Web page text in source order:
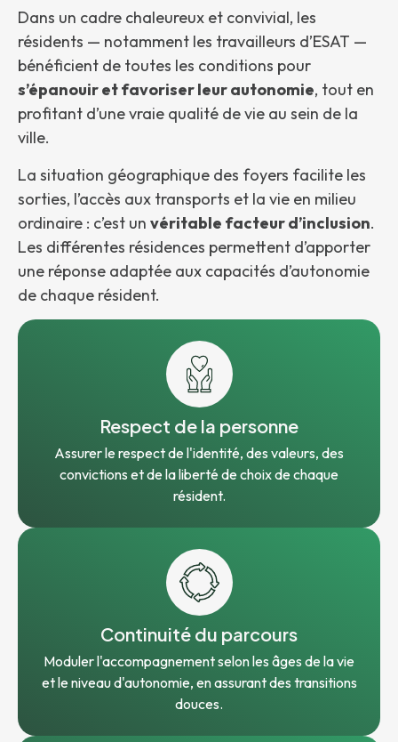
Dans un cadre chaleureux et convivial, les
résidents — notamment les travailleurs d’ESAT —
bénéficient de toutes les conditions pour
s’épanouir et favoriser leur autonomie, tout en
profitant d’une vraie qualité de vie au sein de la
ville.
La situation géographique des foyers facilite les
sorties, l’accès aux transports et la vie en milieu
ordinaire : c’est un véritable facteur d’inclusion.
Les différentes résidences permettent d’apporter
une réponse adaptée aux capacités d’autonomie
de chaque résident.
Respect de la personne
Assurer le respect de l'identité, des valeurs, des
convictions et de la liberté de choix de chaque
résident.
Continuité du parcours
Moduler l'accompagnement selon les âges de la vie
et le niveau d'autonomie, en assurant des transitions
douces.